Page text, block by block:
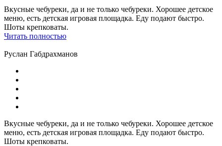
Вкусные чебуреки, да и не только чебуреки. Хорошее детское
меню, есть детская игровая площадка. Еду подают быстро.
Шоты крепковаты.
Читать полностью
Руслан Габдрахманов
Вкусные чебуреки, да и не только чебуреки. Хорошее детское
меню, есть детская игровая площадка. Еду подают быстро.
Шоты крепковаты.